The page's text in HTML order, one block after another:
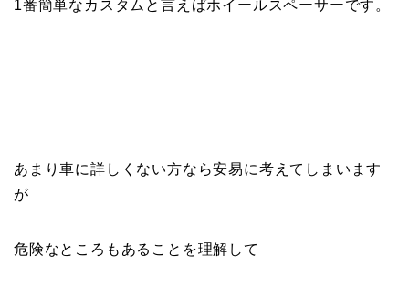
1番簡単なカスタムと言えばホイールスペーサーです。
あまり車に詳しくない方なら安易に考えてしまいます
が
危険なところもあることを理解して